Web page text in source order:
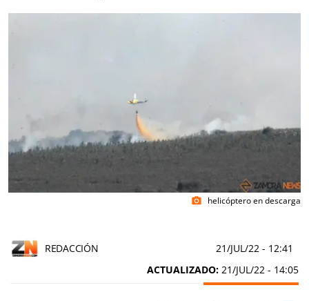
photo_camera helicóptero en descarga
REDACCIÓN 21/JUL/22 - 12:41
ACTUALIZADO: 21/JUL/22 - 14:05